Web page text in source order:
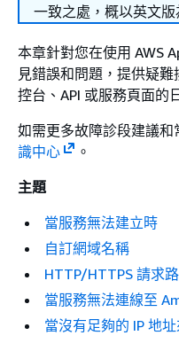
一致之處，概以英文版
本章針對您在使用 AWS
見錯誤和問題，提供疑
控台、API 或服務頁面的
如需更多故障診段建議
識中心
。
主題
當服務無法建立時
自訂網域名稱
HTTP/HTTPS 請求
當服務無法連線至
當沒有足夠的 IP 地